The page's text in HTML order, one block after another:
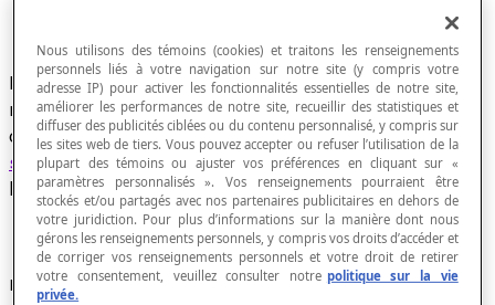
Diagramme dans lequel on représente les
modalités d'unevariable statistiquequalitative
ou les valeurs d'une distribution d'unevariable
statistique quantitative discrète à l'aide de
bandes verticales ou horizontales.
Exemples
Nous utilisons des témoins (cookies) et traitons les renseignements
personnels liés à votre navigation sur notre site (y compris votre
adresse IP) pour activer les fonctionnalités essentielles de notre site,
améliorer les performances de notre site, recueillir des statistiques et
diffuser des publicités ciblées ou du contenu personnalisé, y compris sur
les sites web de tiers. Vous pouvez accepter ou refuser l’utilisation de la
plupart des témoins ou ajuster vos préférences en cliquant sur «
paramètres personnalisés ». Vos renseignements pourraient être
stockés et/ou partagés avec nos partenaires publicitaires en dehors de
votre juridiction. Pour plus d’informations sur la manière dont nous
gérons les renseignements personnels, y compris vos droits d’accéder et
de corriger vos renseignements personnels et votre droit de retirer
votre consentement, veuillez consulter notre politique sur la vie
privée.